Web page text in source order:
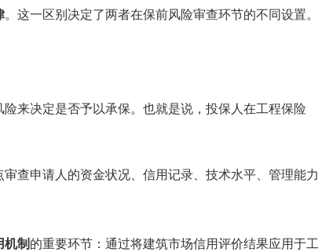
。这一区别决定了两者在保前风险审查环节的不同设置。
来决定是否予以承保。也就是说，投保人在工程保险
查申请人的资金状况、信用记录、技术水平、管理能力
机制 的重要环节：通过将建筑市场信用评价结果应用于工